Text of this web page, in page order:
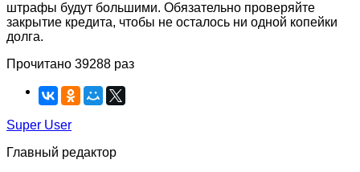
штрафы будут большими. Обязательно проверяйте
закрытие кредита, чтобы не осталось ни одной копейки
долга.
Прочитано 39288 раз
Super User
Главный редактор